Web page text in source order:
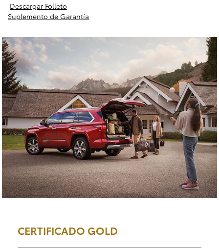
Descargar Folleto
Suplemento de Garantía
CERTIFICADO GOLD